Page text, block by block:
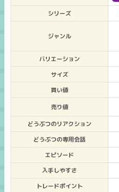
シリーズ
ジャンル
バリエーション
サイズ
買い値
売り値
どうぶつのリアクション
どうぶつの専用会話
エピソード
入手しやすさ
トレードポイント